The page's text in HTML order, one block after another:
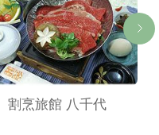
割烹旅館 八千代